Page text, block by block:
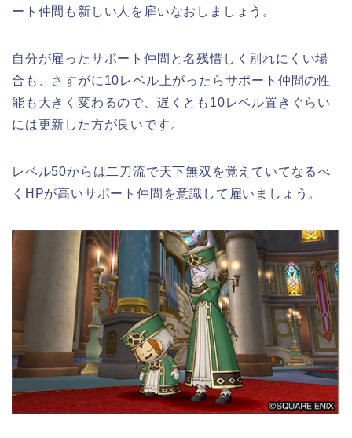
ート仲間も新しい人を雇いなおしましょう。
自分が雇ったサポート仲間と名残惜しく別れにくい場
合も、さすがに10レベル上がったらサポート仲間の性
能も大きく変わるので、遅くとも10レベル置きぐらい
には更新した方が良いです。
レベル50からは二刀流で天下無双を覚えていてなるべ
くHPが高いサポート仲間を意識して雇いましょう。